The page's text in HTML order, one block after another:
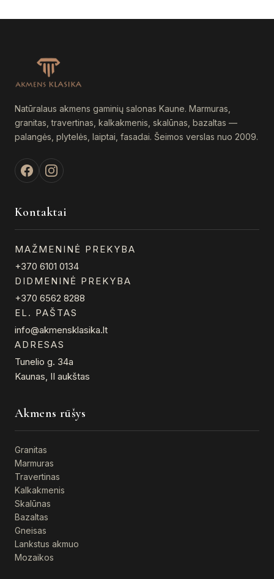
Natūralaus akmens gaminių salonas Kaune. Marmuras,
granitas, travertinas, kalkakmenis, skalūnas, bazaltas —
palangės, plytelės, laiptai, fasadai. Šeimos verslas nuo 2009.
Kontaktai
MAŽMENINĖ PREKYBA
+370 6101 0134
DIDMENINĖ PREKYBA
+370 6562 8288
EL. PAŠTAS
info@akmensklasika.lt
ADRESAS
Tunelio g. 34a
Kaunas, II aukštas
Akmens rūšys
Granitas
Marmuras
Travertinas
Kalkakmenis
Skalūnas
Bazaltas
Gneisas
Lankstus akmuo
Mozaikos